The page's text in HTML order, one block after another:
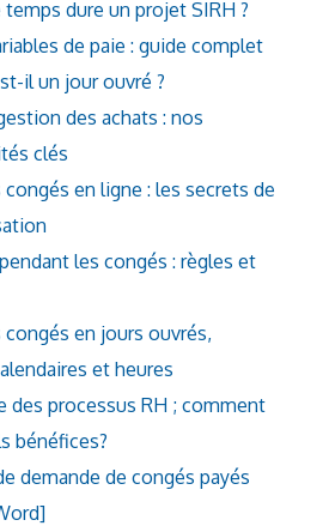
dure un projet SIRH ?
de paie : guide complet
il un jour ouvré ?
des achats : nos
clés
en ligne : les secrets de
les congés : règles et
en jours ouvrés,
et heures
des processus RH ; comment
bénéfices?
demande de congés payés